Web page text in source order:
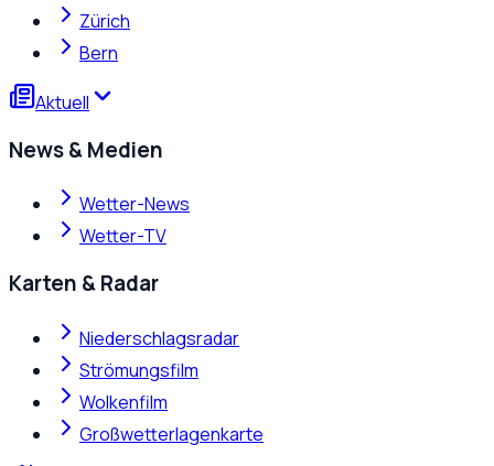
Zürich
Bern
Aktuell
News & Medien
Wetter-News
Wetter-TV
Karten & Radar
Niederschlagsradar
Strömungsfilm
Wolkenfilm
Großwetterlagenkarte